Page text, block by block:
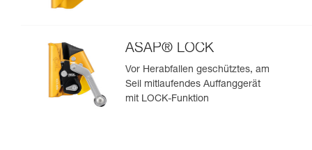
ASAP® LOCK
Vor Herabfallen geschütztes, am
Seil mitlaufendes Auffanggerät
mit LOCK-Funktion